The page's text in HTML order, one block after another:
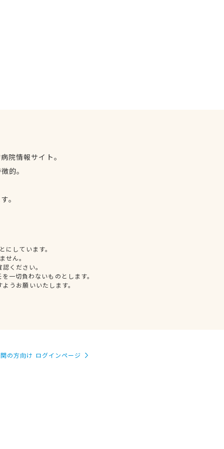
院情報サイト。
的。
。
しています。
せん。
ください。
一切負わないものとします。
うお願いいたします。
の方向け ログインページ